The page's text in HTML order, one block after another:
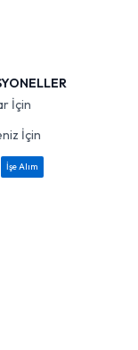
İçin
İçin
İşe Alım